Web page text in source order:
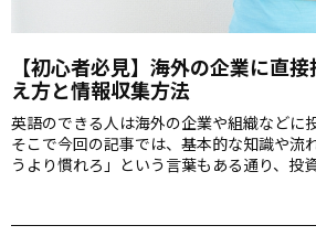
【初心者必見】海外の企業に直
え方と情報収集方法
英語のできる人は海外の企業や組織などに
そこで今回の記事では、基本的な知識や流
うより慣れろ」という言葉もある通り、投